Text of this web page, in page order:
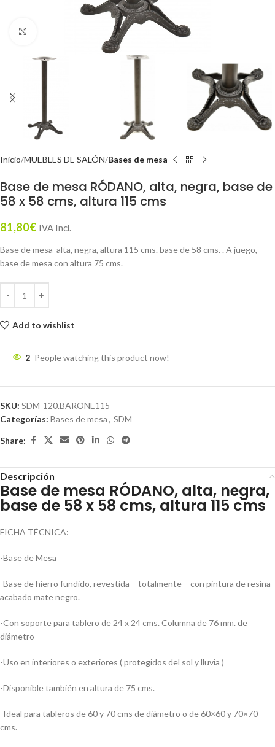
Inicio MUEBLES DE SALÓN Bases de mesa
Base de mesa RÓDANO, alta, negra, base de
58 x 58 cms, altura 115 cms
81,80€ IVA Incl.
Base de mesa alta, negra, altura 115 cms. base de 58 cms. . A juego,
base de mesa con altura 75 cms.
Add to wishlist
2 People watching this product now!
SKU: SDM-120.BARONE115
Categorías: Bases de mesa, SDM
Share:
Descripción
Base de mesa RÓDANO, alta, negra,
base de 58 x 58 cms, altura 115 cms
FICHA TÉCNICA:
-Base de Mesa
-Base de hierro fundido, revestida – totalmente – con pintura de resina
acabado mate negro.
-Con soporte para tablero de 24 x 24 cms. Columna de 76 mm. de
diámetro
-Uso en interiores o exteriores ( protegidos del sol y lluvia )
-Disponible también en altura de 75 cms.
-Ideal para tableros de 60 y 70 cms de diámetro o de 60×60 y 70×70
cms.